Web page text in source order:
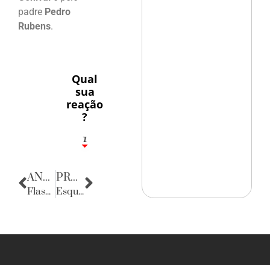
padre Pedro
Rubens.
Qual
sua
reação
?
1
7
ANTERIOR
Flashes
PRÓXIMA
Esquinas do Mundo